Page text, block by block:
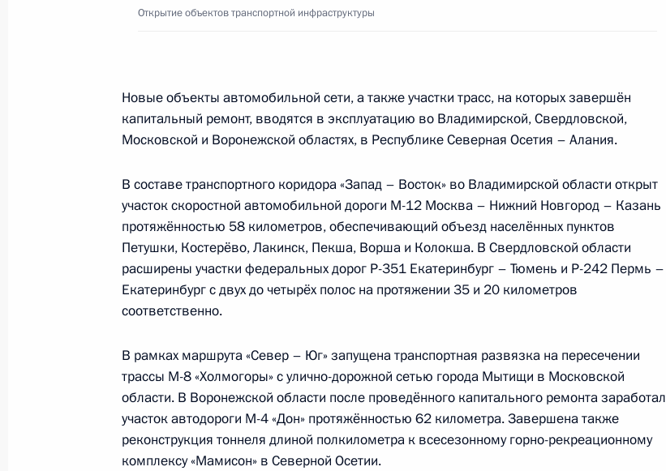
31 декабря 2022 года, суббота
27 декабря 2022 года, вторник
Видеообращение по случаю Дня спасателя
27 декабря 2022 года, 00:00
1
20 декабря 2022 года, вторник
Видеообращение по случаю Дня работника органов
20 декабря 2022 года, 00:00
18 декабря 2022 года, воскресенье
Открытие объектов транспортной инфраструктуры
Новые объекты автомобильной сети, а также участки трасс, на которых завершён
капитальный ремонт, вводятся в эксплуатацию во Владимирской, Свердловской,
Московской и Воронежской областях, в Республике Северная Осетия – Алания.
В составе транспортного коридора «Запад – Восток» во Владимирской области открыт
участок скоростной автомобильной дороги М-12 Москва – Нижний Новгород – Казань
протяжённостью 58 километров, обеспечивающий объезд населённых пунктов
Петушки, Костерёво, Лакинск, Пекша, Ворша и Колокша. В Свердловской области
расширены участки федеральных дорог Р-351 Екатеринбург – Тюмень и Р-242 Пермь –
Екатеринбург с двух до четырёх полос на протяжении 35 и 20 километров
соответственно.
В рамках маршрута «Север – Юг» запущена транспортная развязка на пересечении
трассы М-8 «Холмогоры» с улично-дорожной сетью города Мытищи в Московской
области. В Воронежской области после проведённого капитального ремонта заработал
участок автодороги М-4 «Дон» протяжённостью 62 километра. Завершена также
реконструкция тоннеля длиной полкилометра к всесезонному горно-рекреационному
комплексу «Мамисон» в Северной Осетии.